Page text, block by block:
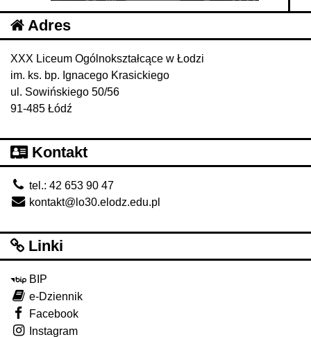
Adres
XXX Liceum Ogólnokształcące w Łodzi
im. ks. bp. Ignacego Krasickiego
ul. Sowińskiego 50/56
91-485 Łódź
Kontakt
tel.: 42 653 90 47
kontakt@lo30.elodz.edu.pl
Linki
BIP
e-Dziennik
Facebook
Instagram